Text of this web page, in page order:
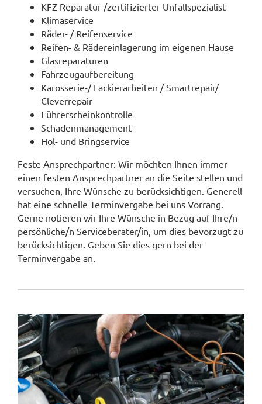
KFZ-Reparatur /zertifizierter Unfallspezialist
Klimaservice
Räder- / Reifenservice
Reifen- & Rädereinlagerung im eigenen Hause
Glasreparaturen
Fahrzeugaufbereitung
Karosserie-/ Lackierarbeiten / Smartrepair/
Cleverrepair
Führerscheinkontrolle
Schadenmanagement
Hol- und Bringservice
Feste Ansprechpartner: Wir möchten Ihnen immer
einen festen Ansprechpartner an die Seite stellen und
versuchen, Ihre Wünsche zu berücksichtigen. Generell
hat eine schnelle Terminvergabe bei uns Vorrang.
Gerne notieren wir Ihre Wünsche in Bezug auf Ihre/n
persönliche/n Serviceberater/in, um dies bevorzugt zu
berücksichtigen. Geben Sie dies gern bei der
Terminvergabe an.